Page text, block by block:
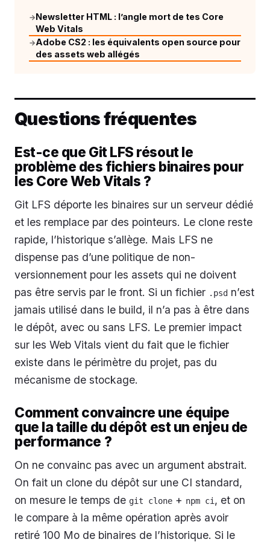
→Newsletter HTML : l’angle mort de tes Core
Web Vitals
→Adobe CS2 : les équivalents open source pour
des assets web allégés
Questions fréquentes
Est-ce que Git LFS résout le
problème des fichiers binaires pour
les Core Web Vitals ?
Git LFS déporte les binaires sur un serveur dédié
et les remplace par des pointeurs. Le clone reste
rapide, l’historique s’allège. Mais LFS ne
dispense pas d’une politique de non-
versionnement pour les assets qui ne doivent
pas être servis par le front. Si un fichier .psd n’est
jamais utilisé dans le build, il n’a pas à être dans
le dépôt, avec ou sans LFS. Le premier impact
sur les Web Vitals vient du fait que le fichier
existe dans le périmètre du projet, pas du
mécanisme de stockage.
Comment convaincre une équipe
que la taille du dépôt est un enjeu de
performance ?
On ne convainc pas avec un argument abstrait.
On fait un clone du dépôt sur une CI standard,
on mesure le temps de git clone + npm ci , et on
le compare à la même opération après avoir
retiré 100 Mo de binaires de l’historique. Si le